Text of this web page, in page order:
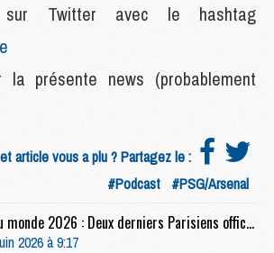
sur Twitter avec le hashtag
la présente news (probablement
article vous a plu ? Partagez le :
#Podcast #PSG/Arsenal
Coupe du monde 2026 : Deux derniers Parisiens officiellement convoqués pour la Coupe du monde
2026 à 9:17